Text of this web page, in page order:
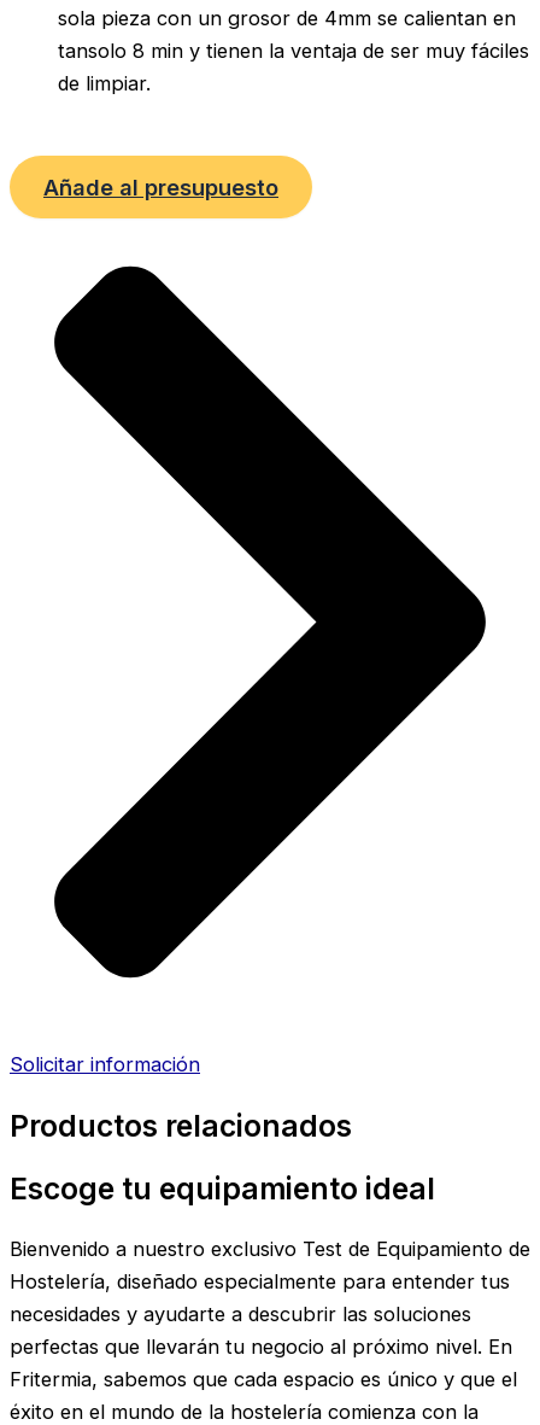
sola pieza con un grosor de 4mm se calientan en
tansolo 8 min y tienen la ventaja de ser muy fáciles
de limpiar.
Añade al presupuesto
Solicitar información
Productos relacionados
Escoge tu equipamiento ideal
Bienvenido a nuestro exclusivo Test de Equipamiento de
Hostelería, diseñado especialmente para entender tus
necesidades y ayudarte a descubrir las soluciones
perfectas que llevarán tu negocio al próximo nivel. En
Fritermia, sabemos que cada espacio es único y que el
éxito en el mundo de la hostelería comienza con la